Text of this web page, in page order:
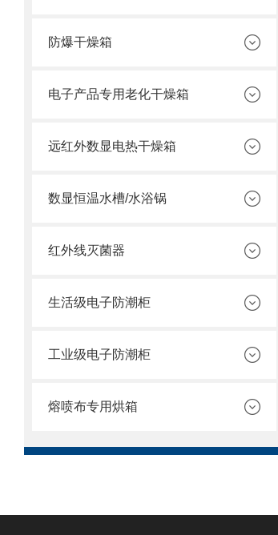
防爆干燥箱
电子产品专用老化干燥箱
远红外数显电热干燥箱
数显恒温水槽/水浴锅
红外线灭菌器
生活级电子防潮柜
工业级电子防潮柜
熔喷布专用烘箱